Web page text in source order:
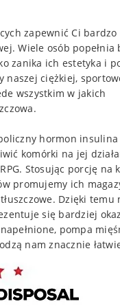
zapewnić Ci bardzo
Wiele osób popełnia
zanika ich estetyka i
naszej ciężkiej,
wszystkim w jakich
hormon
komórki na jej
Stosując porcję na
promujemy ich
Dzięki temu
się bardziej
pompa
nam znacznie